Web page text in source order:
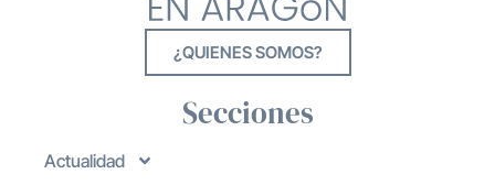
¿QUIENES SOMOS?
Secciones
Actualidad